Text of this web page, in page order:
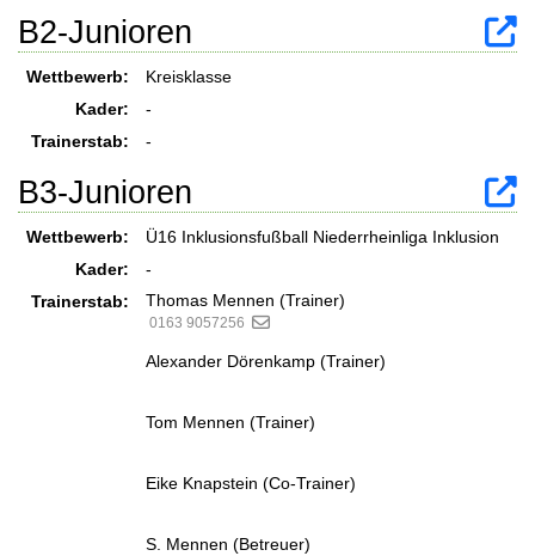
B2-Junioren
Wettbewerb:
Kreisklasse
Kader:
-
Trainerstab:
-
B3-Junioren
Wettbewerb:
Ü16 Inklusionsfußball Niederrheinliga Inklusion
Kader:
-
Trainerstab:
Thomas Mennen (Trainer)
0163 9057256
Alexander Dörenkamp (Trainer)
Tom Mennen (Trainer)
Eike Knapstein (Co-Trainer)
S. Mennen (Betreuer)